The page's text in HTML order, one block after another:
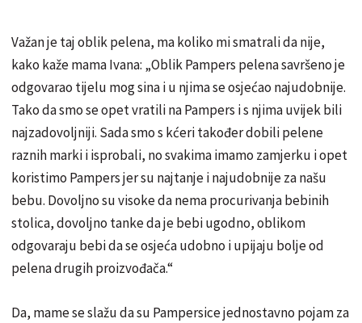
Važan je taj oblik pelena, ma koliko mi smatrali da nije,
kako kaže mama Ivana: „Oblik Pampers pelena savršeno je
odgovarao tijelu mog sina i u njima se osjećao najudobnije.
Tako da smo se opet vratili na Pampers i s njima uvijek bili
najzadovoljniji. Sada smo s kćeri također dobili pelene
raznih marki i isprobali, no svakima imamo zamjerku i opet
koristimo Pampers jer su najtanje i najudobnije za našu
bebu. Dovoljno su visoke da nema procurivanja bebinih
stolica, dovoljno tanke da je bebi ugodno, oblikom
odgovaraju bebi da se osjeća udobno i upijaju bolje od
pelena drugih proizvođača.“
Da, mame se slažu da su Pampersice jednostavno pojam za